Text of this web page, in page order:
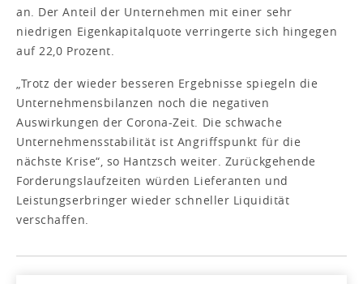
an. Der Anteil der Unternehmen mit einer sehr
niedrigen Eigenkapitalquote verringerte sich hingegen
auf 22,0 Prozent.
„Trotz der wieder besseren Ergebnisse spiegeln die
Unternehmensbilanzen noch die negativen
Auswirkungen der Corona-Zeit. Die schwache
Unternehmensstabilität ist Angriffspunkt für die
nächste Krise“, so Hantzsch weiter. Zurückgehende
Forderungslaufzeiten würden Lieferanten und
Leistungserbringer wieder schneller Liquidität
verschaffen.